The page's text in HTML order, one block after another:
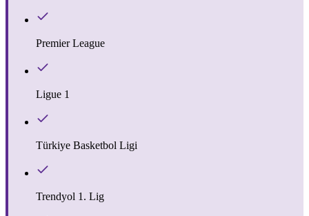
Premier League
Ligue 1
Türkiye Basketbol Ligi
Trendyol 1. Lig